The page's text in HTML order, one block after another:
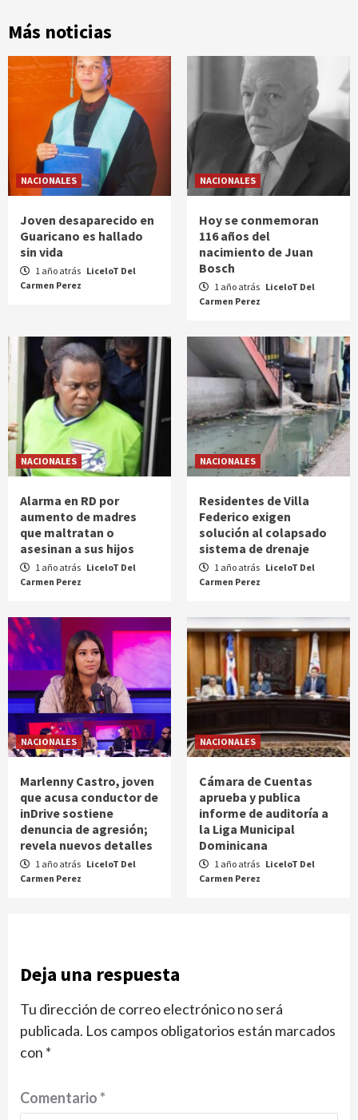
Más noticias
NACIONALES
Joven desaparecido en
Guaricano es hallado
sin vida
1 año atrás LiceloT Del
Carmen Perez
NACIONALES
Hoy se conmemoran
116 años del
nacimiento de Juan
Bosch
1 año atrás LiceloT Del
Carmen Perez
NACIONALES
Alarma en RD por
aumento de madres
que maltratan o
asesinan a sus hijos
1 año atrás LiceloT Del
Carmen Perez
NACIONALES
Residentes de Villa
Federico exigen
solución al colapsado
sistema de drenaje
1 año atrás LiceloT Del
Carmen Perez
NACIONALES
Marlenny Castro, joven
que acusa conductor de
inDrive sostiene
denuncia de agresión;
revela nuevos detalles
1 año atrás LiceloT Del
Carmen Perez
NACIONALES
Cámara de Cuentas
aprueba y publica
informe de auditoría a
la Liga Municipal
Dominicana
1 año atrás LiceloT Del
Carmen Perez
Deja una respuesta
Tu dirección de correo electrónico no será
publicada. Los campos obligatorios están marcados
con *
Comentario*